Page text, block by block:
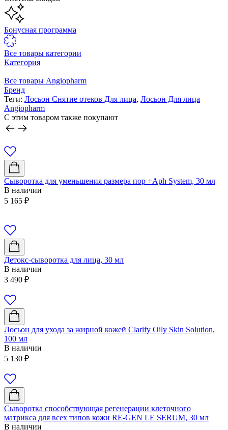
Бонусная программа
Все товары категории
Категория
Все товары Angiopharm
Бренд
Теги: Лосьон Снятие отеков Для лица, Лосьон Для лица
Angiopharm
C этим товаром также покупают
Сыворотка для уменьшения размера пор +Aph System, 30 мл
В наличии
5 165 ₽
Детокс-сыворотка для лица, 30 мл
В наличии
3 490 ₽
Лосьон для ухода за жирной кожей Clarify Oily Skin Solution,
100 мл
В наличии
5 130 ₽
Сыворотка способствующая регенерации клеточного
матрикса для всех типов кожи RE-GEN LE SERUM, 30 мл
В наличии